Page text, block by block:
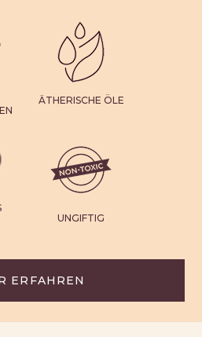
ÄTHERISCHE ÖLE
UNGIFTIG
ERFAHREN